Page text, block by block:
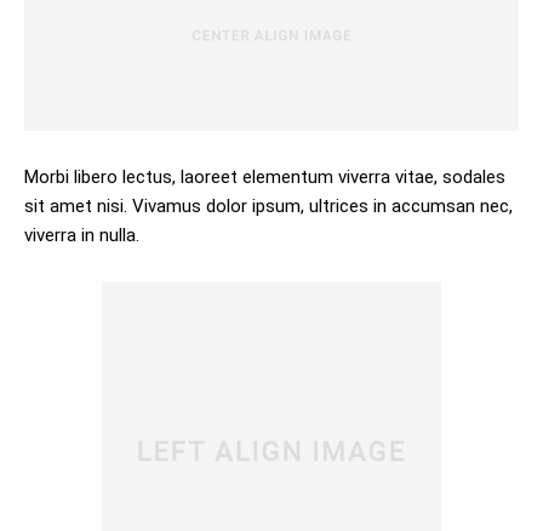
Morbi libero lectus, laoreet elementum viverra vitae, sodales
sit amet nisi. Vivamus dolor ipsum, ultrices in accumsan nec,
viverra in nulla.